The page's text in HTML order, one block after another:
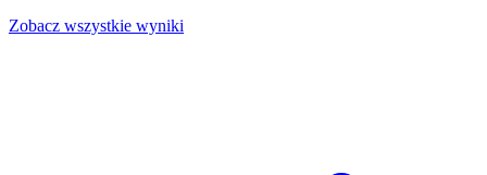
Zobacz wszystkie wyniki